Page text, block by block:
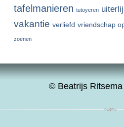
tafelmanieren tutoyeren
vakantie verliefd vriendschap
zoenen
© Beatrijs